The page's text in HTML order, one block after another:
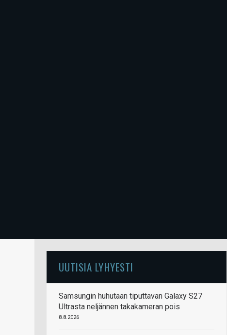
UUTISIA LYHYESTI
Samsungin huhutaan tiputtavan Galaxy S27
Ultrasta neljännen takakameran pois
8.8.2026